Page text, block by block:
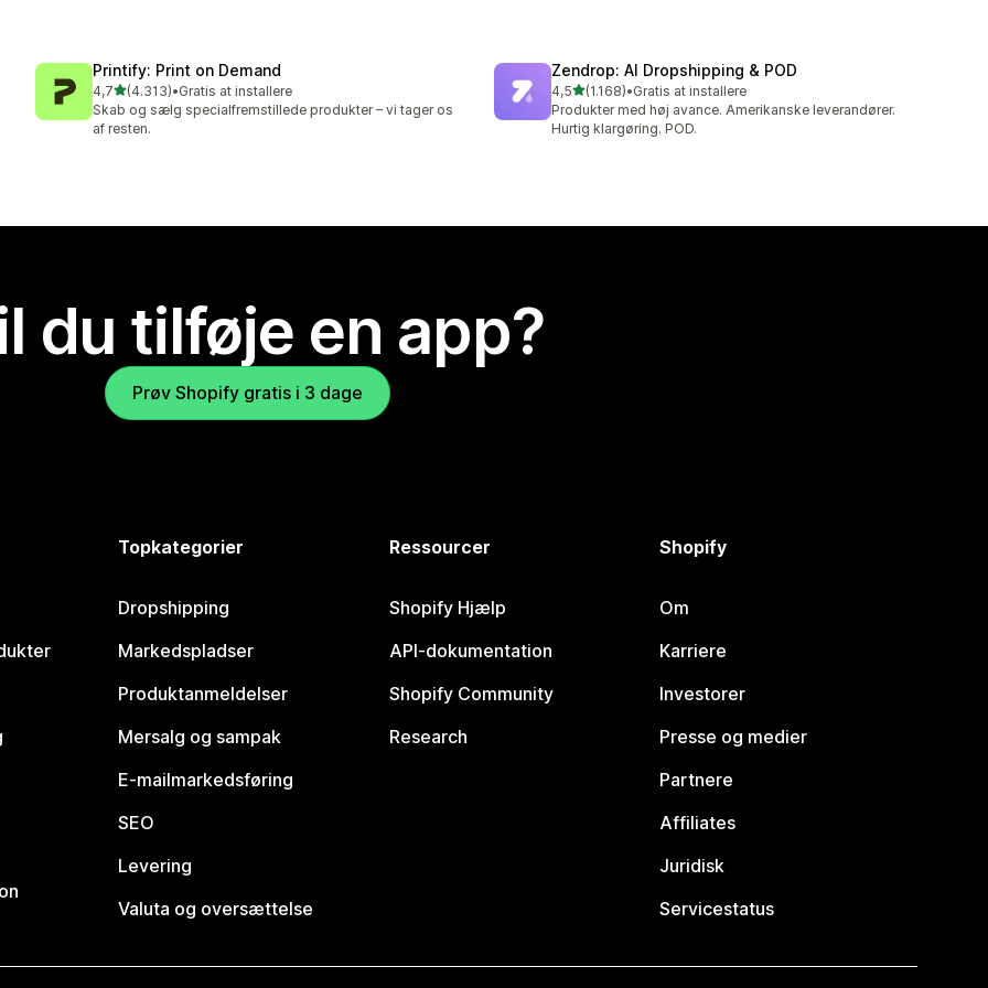
Printify: Print on Demand
4,7ud af 5 stjerner
(4.313)
4313 anmeldelser i alt
•Gratis at installere
Skab og sælg specialfremstillede produkter – vi tager os
af resten.
Zendrop: AI Dropshipping & POD
4,5ud af 5 stjerner
(1.168)
1168 anmeldelser i alt
•Gratis at installere
Produkter med høj avance. Amerikanske leverandører.
Hurtig klargøring. POD.
du tilføje en app?
Prøv Shopify gratis i 3 dage
Topkategorier
Dropshipping
Markedspladser
Produktanmeldelser
Mersalg og sampak
E-mailmarkedsføring
SEO
Levering
Valuta og oversættelse
Ressourcer
Shopify Hjælp
API-dokumentation
Shopify Community
Research
Shopify
Om
Karriere
Investorer
Presse og medier
Partnere
Affiliates
Juridisk
Servicestatus